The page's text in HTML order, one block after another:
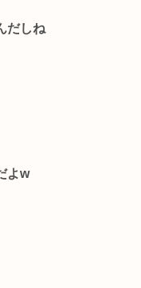
だしね
よw